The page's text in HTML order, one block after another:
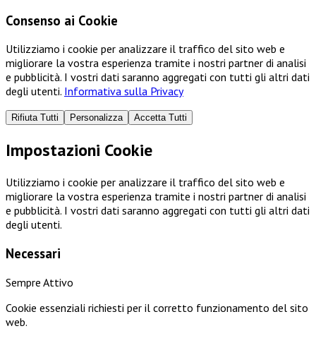
Consenso ai Cookie
Utilizziamo i cookie per analizzare il traffico del sito web e
migliorare la vostra esperienza tramite i nostri partner di analisi
e pubblicità. I vostri dati saranno aggregati con tutti gli altri dati
degli utenti. Informativa sulla Privacy
Rifiuta Tutti Personalizza Accetta Tutti
Impostazioni Cookie
Utilizziamo i cookie per analizzare il traffico del sito web e
migliorare la vostra esperienza tramite i nostri partner di analisi
e pubblicità. I vostri dati saranno aggregati con tutti gli altri dati
degli utenti.
Necessari
Sempre Attivo
Cookie essenziali richiesti per il corretto funzionamento del sito
web.